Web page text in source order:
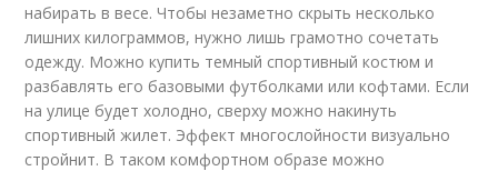
набирать в весе. Чтобы незаметно скрыть несколько
лишних килограммов, нужно лишь грамотно сочетать
одежду. Можно купить темный спортивный костюм и
разбавлять его базовыми футболками или кофтами. Если
на улице будет холодно, сверху можно накинуть
спортивный жилет. Эффект многослойности визуально
стройнит. В таком комфортном образе можно